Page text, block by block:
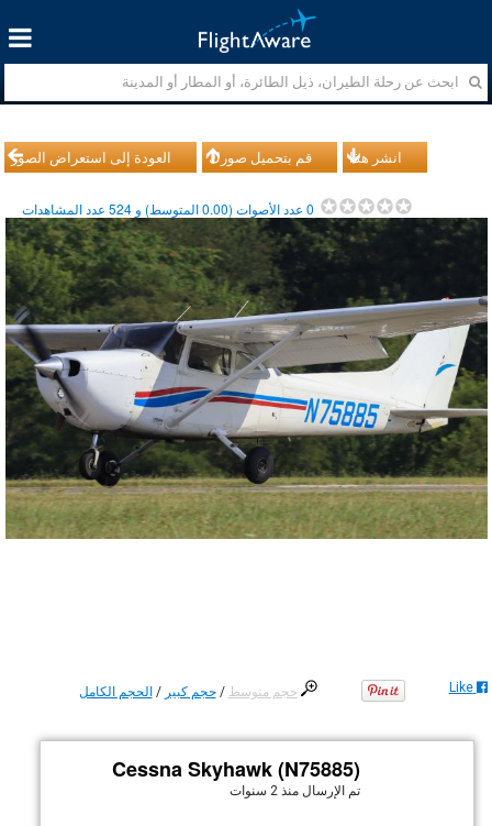
العودة إلى استعراض الصور قم بتحميل صورك انشر هذا
0عدد الأصوات (0.00المتوسط) و 524عدد المشاهدات
حجم متوسط /حجم كبير /الحجم الكامل Like
Cessna Skyhawk (N75885)
تم الإرسال منذ 2 سنوات